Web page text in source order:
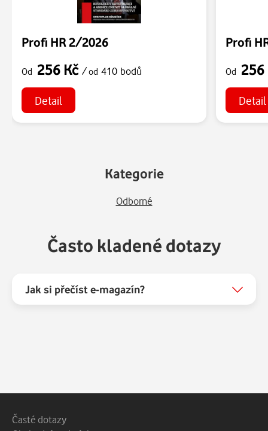
Profi HR 2/2026
Od 256 Kč /od 410 bodů
Detail
Profi
Od
Detail
Kategorie
Odborné
Často kladené dotazy
Jak si přečíst e-magazín?
Patička webu
Vedlejší navigace
Časté dotazy